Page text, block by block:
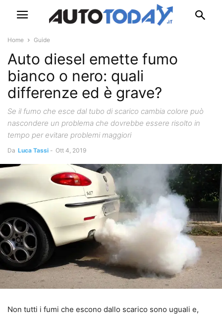
Home Guide
Auto diesel emette fumo
bianco o nero: quali
differenze ed è grave?
Se il fumo che esce dal tubo di scarico cambia colore può
nascondere un problema che dovrebbe essere risolto in
tempo per evitare problemi maggiori
Da Luca Tassi - Ott 4, 2019
Non tutti i fumi che escono dallo scarico sono uguali e,